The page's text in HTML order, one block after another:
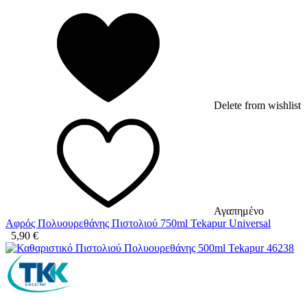
Delete from wishlist
Αγαπημένο
Αφρός Πολυουρεθάνης Πιστολιού 750ml Tekapur Universal
5,90 €